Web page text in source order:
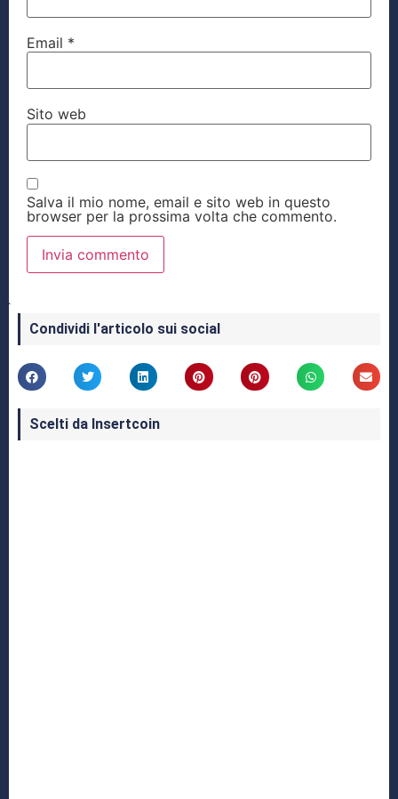
Email *
Sito web
Salva il mio nome, email e sito web in questo
browser per la prossima volta che commento.
Condividi l'articolo sui social
Scelti da Insertcoin